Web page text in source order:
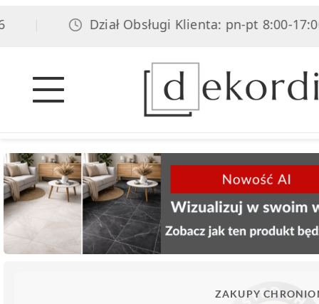
| Dział Obsługi Klienta: pn-pt 8:00-17:00,
ZAKUPY